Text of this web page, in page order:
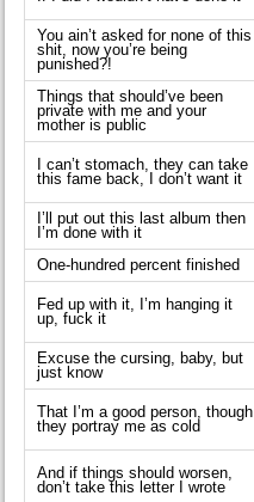
You ain’t asked for none of this
shit, now you’re being
punished?!
Things that should’ve been
private with me and your
mother is public
I can’t stomach, they can take
this fame back, I don’t want it
I’ll put out this last album then
I’m done with it
One-hundred percent finished
Fed up with it, I’m hanging it
up, fuck it
Excuse the cursing, baby, but
just know
That I’m a good person, though
they portray me as cold
And if things should worsen,
don’t take this letter I wrote